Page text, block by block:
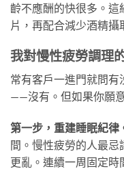
齡不應酬的快很多。這
片，再配合減少酒精攝
我對慢性疲勞調理
常有客戶一進門就問
——沒有。但如果你願
第一步，重建睡眠紀律
間。慢性疲勞的人最
更亂。連續一周固定時